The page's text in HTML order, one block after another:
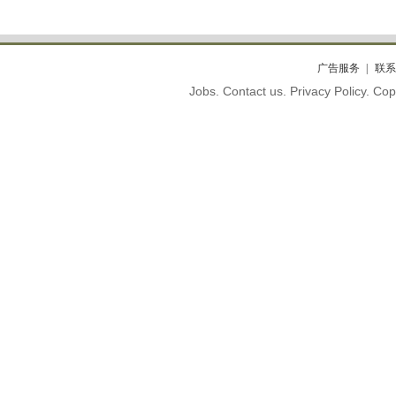
广告服务 联
Jobs. Contact us. Privacy Policy.